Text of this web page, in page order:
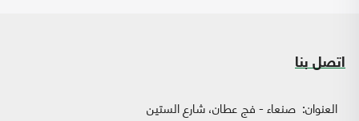
اتصل بنا
العنوان: صنعاء - فج عطان، شارع الستين